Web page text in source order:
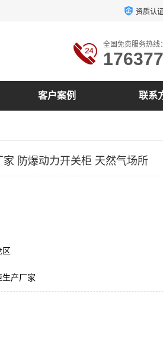
资质认证
全国免费服务热线：
客户案例 联系
防爆动力开关柜 天然气场所
区
产厂家